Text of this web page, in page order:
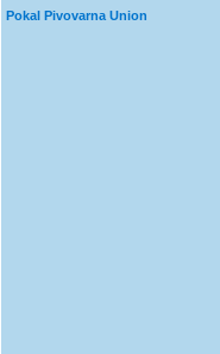
Pokal Pivovarna Union